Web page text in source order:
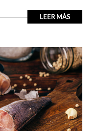
LEER MÁS